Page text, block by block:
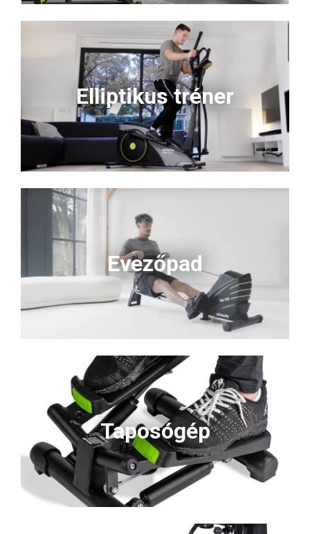
Elliptikus tréner
Evezőpad
Taposógép